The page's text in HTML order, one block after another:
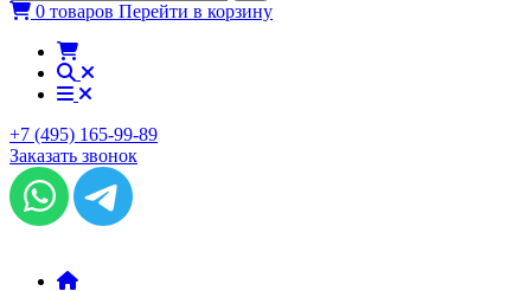
0 товаров Перейти в корзину
+7 (495) 165-99-89
Заказать звонок